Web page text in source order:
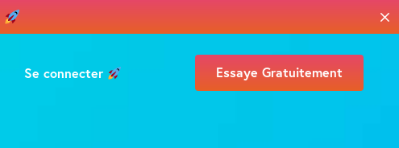
Se connecter Essaye Gratuitement